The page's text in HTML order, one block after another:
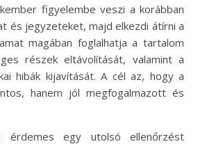
figyelembe veszi a korábban
és jegyzeteket, majd elkezdi átírni a
magában foglalhatja a tartalom
részek eltávolítását, valamint a
hibák kijavítását. A cél az, hogy a
hanem jól megfogalmazott és
érdemes egy utolsó ellenőrzést